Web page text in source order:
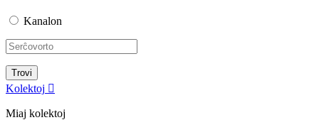
Kanalon
Kolektoj 
Miaj kolektoj